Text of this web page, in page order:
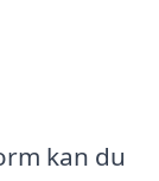
kan du